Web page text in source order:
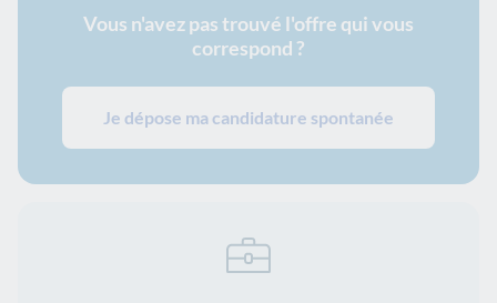
Vous n'avez pas trouvé l'offre qui vous
correspond ?
Je dépose ma candidature spontanée